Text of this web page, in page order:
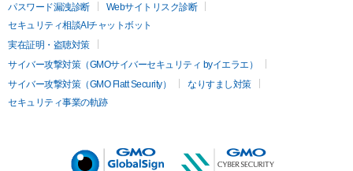
パスワード漏洩診断
Webサイトリスク診断
セキュリティ相談AIチャットボット
実在証明・盗聴対策
サイバー攻撃対策（GMOサイバーセキュリティ byイエラエ）
サイバー攻撃対策（GMO Flatt Security）
なりすまし対策
セキュリティ事業の軌跡